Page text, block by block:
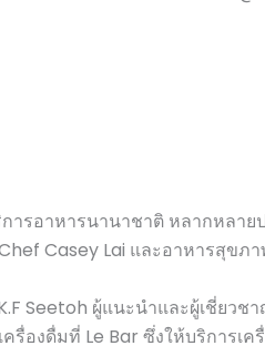
ารอาหารนานาชาติ หลากหลาย
Casey Lai และอาหารสุขภ
Seetoh ผู้แนะนำและผู้เชี่ยวช
รื่องดื่มที่ Le Bar ซึ่งให้บริการเค